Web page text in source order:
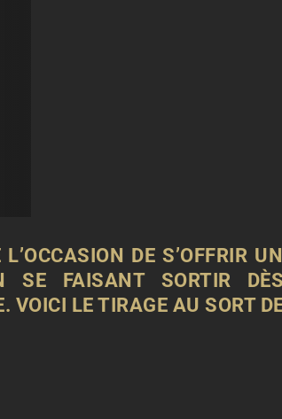
DE S’OFFRIR
SE FAISANT SORTIR
VOICI LE TIRAGE AU SORT